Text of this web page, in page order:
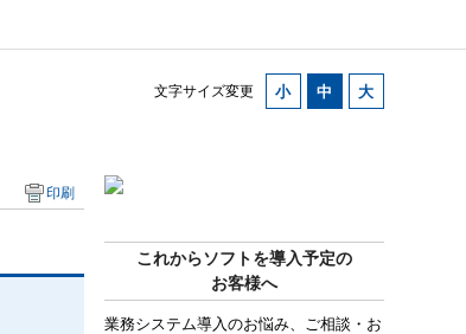
文字サイズ変更
これからソフトを導入予定の
お客様へ
業務システム導入のお悩み、ご相談・お
印刷